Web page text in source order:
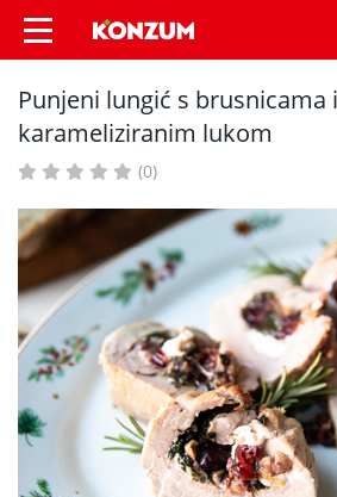
Punjeni lungić s
Punjeni lungić s brusnicama i
karameliziranim lukom
(0)